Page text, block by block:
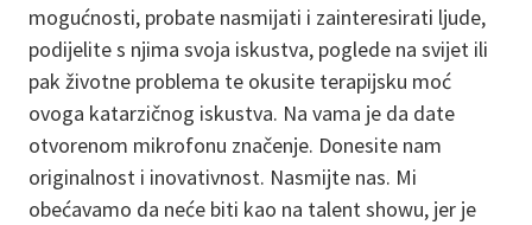
mogućnosti, probate nasmijati i zainteresirati ljude,
podijelite s njima svoja iskustva, poglede na svijet ili
pak životne problema te okusite terapijsku moć
ovoga katarzičnog iskustva. Na vama je da date
otvorenom mikrofonu značenje. Donesite nam
originalnost i inovativnost. Nasmijte nas. Mi
obećavamo da neće biti kao na talent showu, jer je